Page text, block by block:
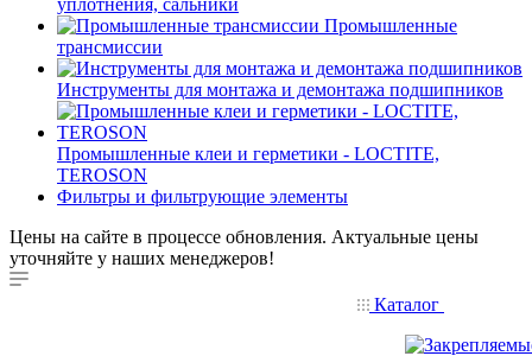
уплотнения, сальники
Промышленные
трансмиссии
Инструменты для монтажа и демонтажа подшипников
Промышленные клеи и герметики - LOCTITE,
TEROSON
Фильтры и фильтрующие элементы
Цены на сайте в процессе обновления. Актуальные цены
уточняйте у наших менеджеров!
Каталог